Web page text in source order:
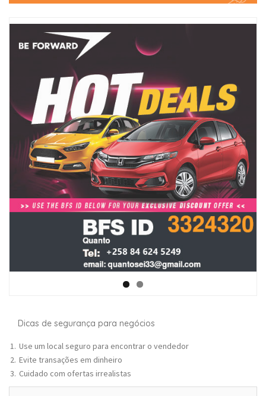
Dicas de segurança para negócios
Use um local seguro para encontrar o vendedor
Evite transações em dinheiro
Cuidado com ofertas irrealistas